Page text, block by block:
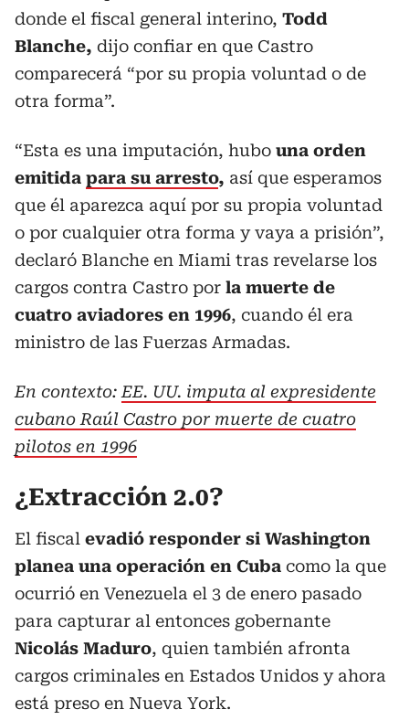
donde el fiscal general interino, Todd
Blanche, dijo confiar en que Castro
comparecerá “por su propia voluntad o de
otra forma”.
“Esta es una imputación, hubo una orden
emitida para su arresto, así que esperamos
que él aparezca aquí por su propia voluntad
o por cualquier otra forma y vaya a prisión”,
declaró Blanche en Miami tras revelarse los
cargos contra Castro por la muerte de
cuatro aviadores en 1996, cuando él era
ministro de las Fuerzas Armadas.
En contexto: EE. UU. imputa al expresidente
cubano Raúl Castro por muerte de cuatro
pilotos en 1996
¿Extracción 2.0?
El fiscal evadió responder si Washington
planea una operación en Cuba como la que
ocurrió en Venezuela el 3 de enero pasado
para capturar al entonces gobernante
Nicolás Maduro, quien también afronta
cargos criminales en Estados Unidos y ahora
está preso en Nueva York.